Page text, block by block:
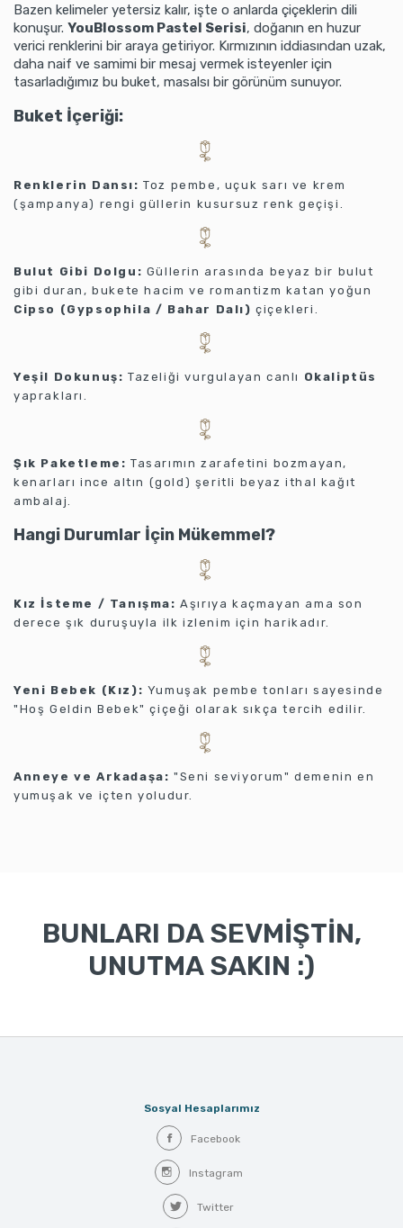
Bazen kelimeler yetersiz kalır, işte o anlarda çiçeklerin dili
konuşur. YouBlossom Pastel Serisi, doğanın en huzur
verici renklerini bir araya getiriyor. Kırmızının iddiasından uzak,
daha naif ve samimi bir mesaj vermek isteyenler için
tasarladığımız bu buket, masalsı bir görünüm sunuyor.
Buket İçeriği:
Renklerin Dansı: Toz pembe, uçuk sarı ve krem
(şampanya) rengi güllerin kusursuz renk geçişi.
Bulut Gibi Dolgu: Güllerin arasında beyaz bir bulut
gibi duran, bukete hacim ve romantizm katan yoğun
Cipso (Gypsophila / Bahar Dalı) çiçekleri.
Yeşil Dokunuş: Tazeliği vurgulayan canlı Okaliptüs
yaprakları.
Şık Paketleme: Tasarımın zarafetini bozmayan,
kenarları ince altın (gold) şeritli beyaz ithal kağıt
ambalaj.
Hangi Durumlar İçin Mükemmel?
Kız İsteme / Tanışma: Aşırıya kaçmayan ama son
derece şık duruşuyla ilk izlenim için harikadır.
Yeni Bebek (Kız): Yumuşak pembe tonları sayesinde
"Hoş Geldin Bebek" çiçeği olarak sıkça tercih edilir.
Anneye ve Arkadaşa: "Seni seviyorum" demenin en
yumuşak ve içten yoludur.
BUNLARI DA SEVMİŞTİN,
UNUTMA SAKIN :)
Sosyal Hesaplarımız
Facebook
Instagram
Twitter